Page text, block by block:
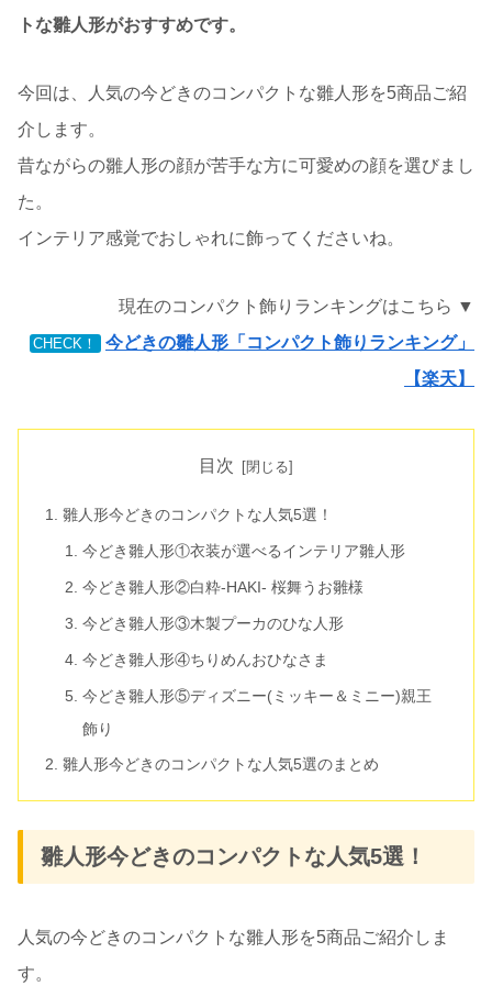
トな雛人形がおすすめです。
今回は、人気の今どきのコンパクトな雛人形を5商品ご紹
介します。
昔ながらの雛人形の顔が苦手な方に可愛めの顔を選びまし
た。
インテリア感覚でおしゃれに飾ってくださいね。
現在のコンパクト飾りランキングはこちら ▼
CHECK！
今どきの雛人形「コンパクト飾りランキング」
【楽天】
目次
雛人形今どきのコンパクトな人気5選！
今どき雛人形①衣装が選べるインテリア雛人形
今どき雛人形②白粋-HAKI- 桜舞うお雛様
今どき雛人形③木製プーカのひな人形
今どき雛人形④ちりめんおひなさま
今どき雛人形⑤ディズニー(ミッキー＆ミニー)親王
飾り
雛人形今どきのコンパクトな人気5選のまとめ
雛人形今どきのコンパクトな人気5選！
人気の今どきのコンパクトな雛人形を5商品ご紹介しま
す。